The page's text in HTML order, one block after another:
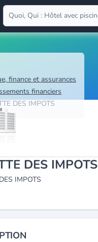
finance et assurances
financiers
DES IMPOTS
DES IMPOTS
IMPOTS